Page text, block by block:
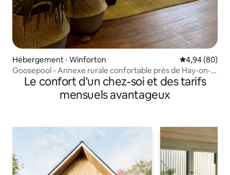
Hébergement ⋅ Winforton Évaluation
4,94 (80)
Goosepool - Annexe rurale confortable près de Hay-on-
WyeLe confort d'un chez-soi et des tarifs
mensuels avantageux